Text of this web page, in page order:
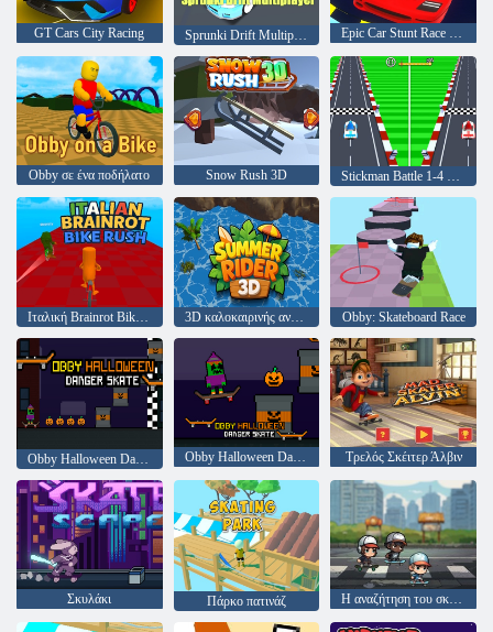
GT Cars City Racing Sprunki Drift Multiplayer Epic Car Stunt Race Obby
Obby σε ένα ποδήλατο Snow Rush 3D Stickman Battle 1-4 παίκτες
Ιταλική Brainrot Bike Rush 3D καλοκαιρινής αναβάτης Obby: Skateboard Race
Obby Halloween Danger Skate Τρελός Σκέιτερ Άλβιν
Σκυλάκι Πάρκο πατινάζ Η αναζήτηση του σκέιτερ